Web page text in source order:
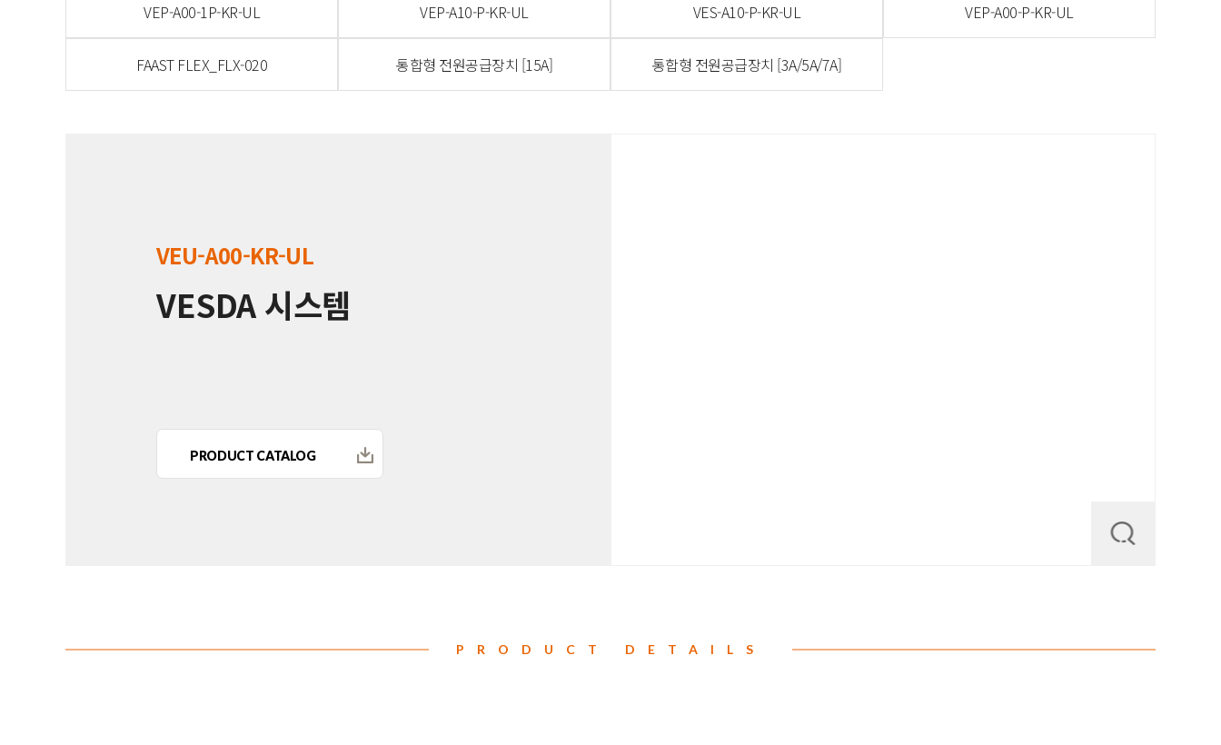
VEP-A00-1P-KR-UL VEP-A10-P-KR-UL VES-A10-P-KR-UL VEP-A00-P-KR-UL
FAAST FLEX_FLX-020 통합형 전원공급장치 [15A] 통합형 전원공급장치 [3A/5A/7A]
VEU-A00-KR-UL
VESDA 시스템
PRODUCT CATALOG
PRODUCT DETAILS